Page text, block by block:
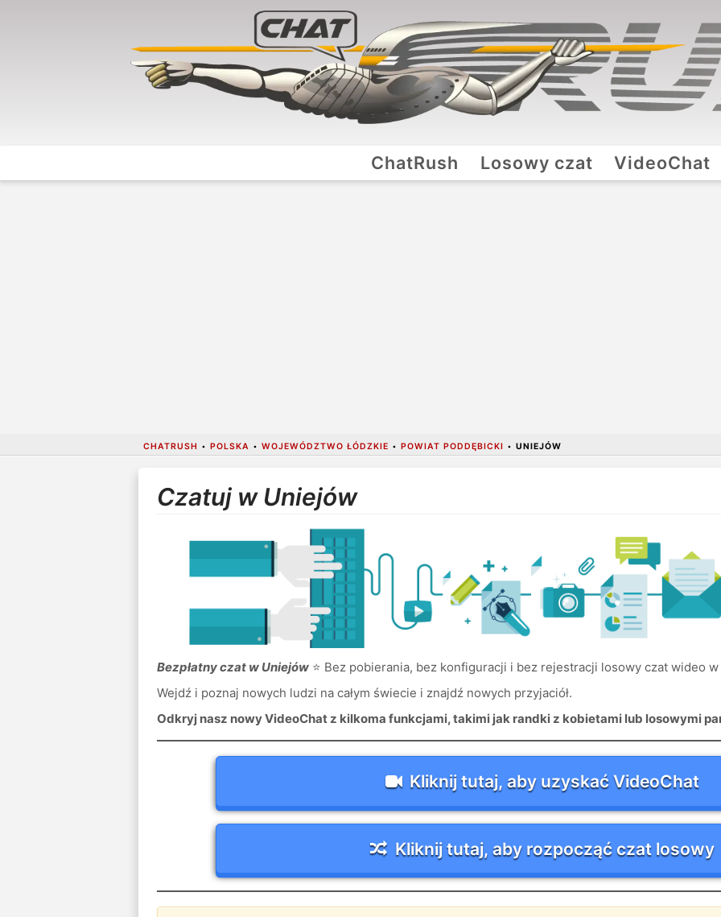
ChatRush Losowy czat VideoChat
CHATRUSH • POLSKA • WOJEWÓDZTWO ŁÓDZKIE • POWIAT PODDĘBICKI • UNIEJÓW
Czatuj w Uniejów
Bezpłatny czat w Uniejów⭐ Bez pobierania, bez konfiguracji i bez rejestracji losowy czat wideo
Wejdź i poznaj nowych ludzi na całym świecie i znajdź nowych przyjaciół.
Odkryj nasz nowy VideoChat z kilkoma funkcjami, takimi jak randki z kobietami lub losowymi
Kliknij tutaj, aby uzyskać VideoChat
Kliknij tutaj, aby rozpocząć czat losowy